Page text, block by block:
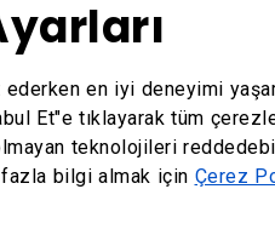
en iyi deneyimi
Et"e tıklayarak tüm
teknolojileri
bilgi almak için Çerez